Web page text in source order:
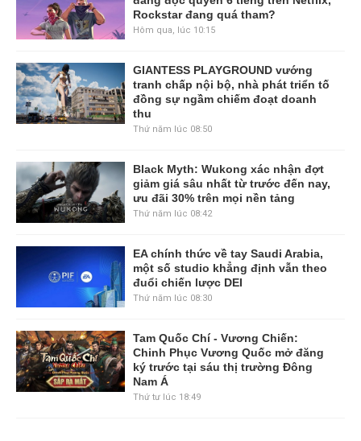
Rockstar đang quá tham?
Hôm qua, lúc 10:15
GIANTESS PLAYGROUND vướng
tranh chấp nội bộ, nhà phát triển tố
đồng sự ngầm chiếm đoạt doanh
thu
Thứ năm lúc 08:50
Black Myth: Wukong xác nhận đợt
giảm giá sâu nhất từ trước đến nay,
ưu đãi 30% trên mọi nền tảng
Thứ năm lúc 08:42
EA chính thức về tay Saudi Arabia,
một số studio khẳng định vẫn theo
đuổi chiến lược DEI
Thứ năm lúc 08:30
Tam Quốc Chí - Vương Chiến:
Chinh Phục Vương Quốc mở đăng
ký trước tại sáu thị trường Đông
Nam Á
Thứ tư lúc 18:49